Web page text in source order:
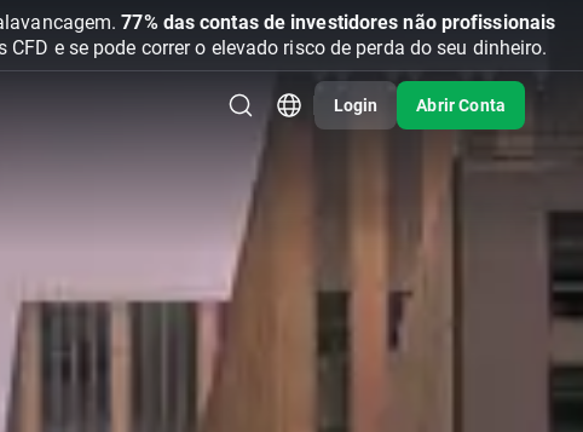
77% das contas de investidores não profissionais
e se pode correr o elevado risco de perda do seu dinheiro.
Login Abrir Conta